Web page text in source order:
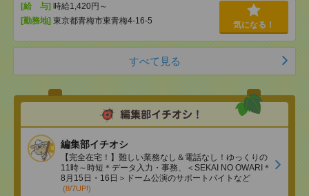
[給 与] 時給1,420円～
[勤務地] 東京都青梅市東青梅4-16-5 気になる！
すべて見る
編集部イチオシ
【完全在宅！】難しい業務なし＆電話なし！ゆっくりの
11時～時短＊データ入力・事務、＜SEKAI NO OWARI＊
8月15日・16日＞ドーム公演のサポートバイトなど
(8/7UP!)